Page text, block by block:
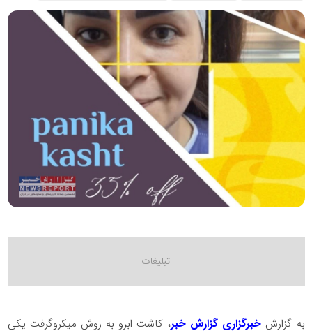
به گزارش خبرگزاری گزارش خبر، کاشت ابرو به روش میکروگرفت یکی